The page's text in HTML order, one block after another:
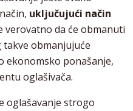
uključujući način
verovatno da će obmanuti
obmanjujuće
ekonomsko ponašanje,
oglašivača.
oglašavanje strogo